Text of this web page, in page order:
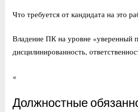
Что требуется от кандидата на это
Владение ПК на уровне «уверенный
дисцилинированность,
«
Должностные